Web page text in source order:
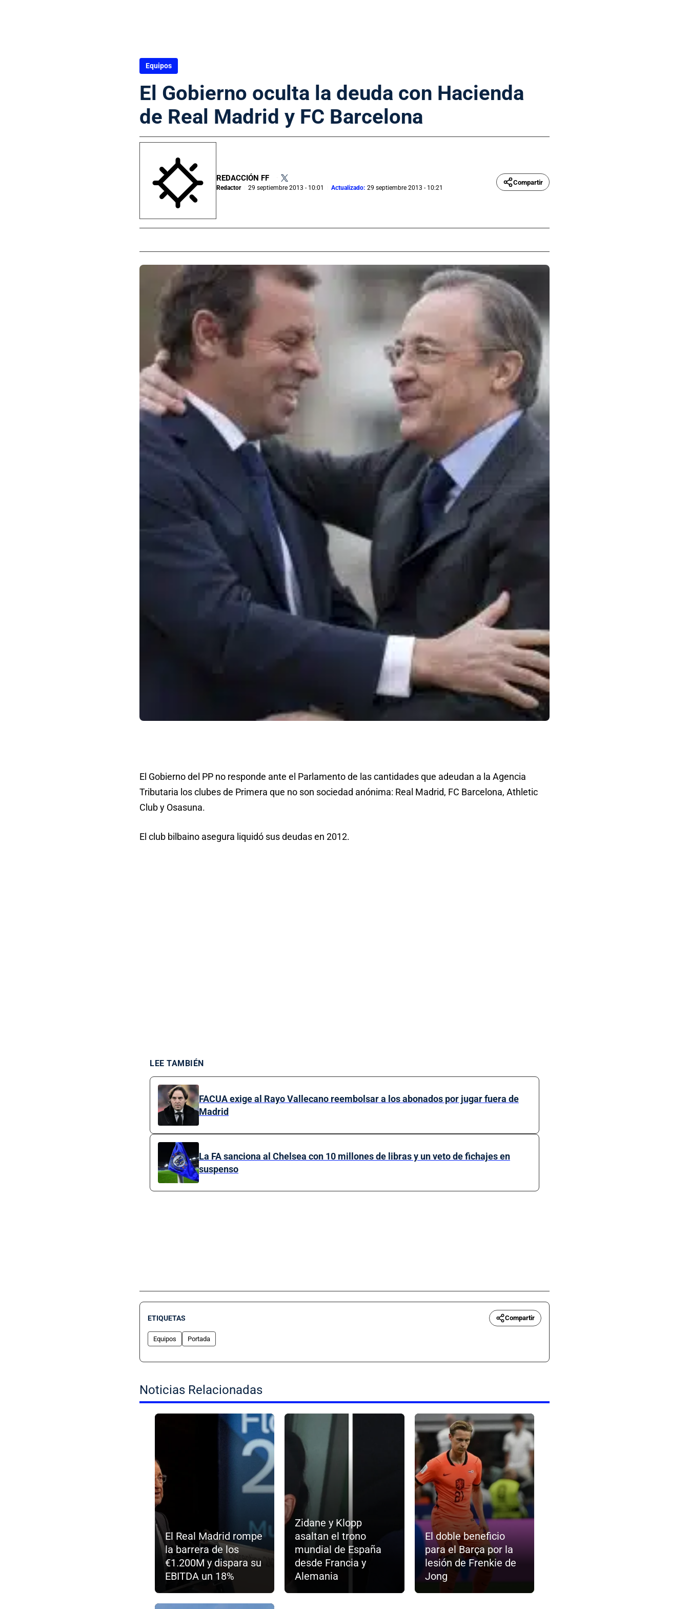
Equipos
El Gobierno oculta la deuda con Hacienda
de Real Madrid y FC Barcelona
REDACCIÓN FF
Redactor 29 septiembre 2013 - 10:01 Actualizado: 29 septiembre 2013 - 10:21
Compartir
El Gobierno del PP no responde ante el Parlamento de las cantidades que adeudan a la Agencia
Tributaria los clubes de Primera que no son sociedad anónima: Real Madrid, FC Barcelona, Athletic
Club y Osasuna.
El club bilbaino asegura liquidó sus deudas en 2012.
LEE TAMBIÉN
FACUA exige al Rayo Vallecano reembolsar a los abonados por jugar fuera de
Madrid
La FA sanciona al Chelsea con 10 millones de libras y un veto de fichajes en
suspenso
ETIQUETAS Compartir
Equipos Portada
Noticias Relacionadas
El Real Madrid rompe
la barrera de los
€1.200M y dispara su
EBITDA un 18%
Zidane y Klopp
asaltan el trono
mundial de España
desde Francia y
Alemania
El doble beneficio
para el Barça por la
lesión de Frenkie de
Jong